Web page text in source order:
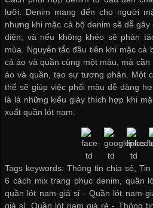
lưỡi. Denim mang đến cho người
nhưng khi mặc cả bộ denim sẽ dễ
diện, và nếu không khéo sẽ phản
mùa. Nguyên tắc đầu tiên khi mặc cả
cả áo và quần cùng một màu, mà
áo và quần, tạo sự tương phản. Một
thể sẽ giúp việc phối màu dễ dàng
là là những kiểu giày thích hợp khi
xuất quần lót nam
Tags keywords: Thông tin chia sẻ,
6 cách mix trang phục denim, quần
quần lót nam giá sỉ -Quần lót nam
giá sỉ
Quần lót nam giá rẻ - Thông